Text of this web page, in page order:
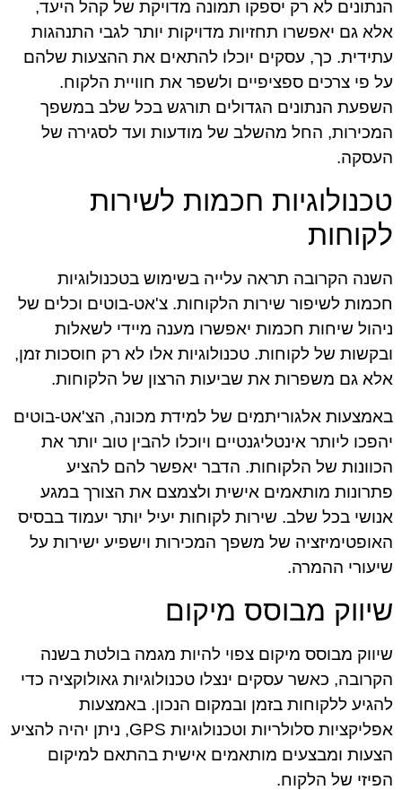
הנתונים לא רק יספקו תמונה מדויקת של קהל היעד,
אלא גם יאפשרו תחזיות מדויקות יותר לגבי התנהגות
עתידית. כך, עסקים יוכלו להתאים את ההצעות שלהם
על פי צרכים ספציפיים ולשפר את חוויית הלקוח.
השפעת הנתונים הגדולים תורגש בכל שלב במשפך
המכירות, החל מהשלב של מודעות ועד לסגירה של
העסקה.
טכנולוגיות חכמות לשירות
לקוחות
השנה הקרובה תראה עלייה בשימוש בטכנולוגיות
חכמות לשיפור שירות הלקוחות. צ'אט-בוטים וכלים של
ניהול שיחות חכמות יאפשרו מענה מיידי לשאלות
ובקשות של לקוחות. טכנולוגיות אלו לא רק חוסכות זמן,
אלא גם משפרות את שביעות הרצון של הלקוחות.
באמצעות אלגוריתמים של למידת מכונה, הצ'אט-בוטים
יהפכו ליותר אינטליגנטיים ויוכלו להבין טוב יותר את
הכוונות של הלקוחות. הדבר יאפשר להם להציע
פתרונות מותאמים אישית ולצמצם את הצורך במגע
אנושי בכל שלב. שירות לקוחות יעיל יותר יעמוד בבסיס
האופטימיזציה של משפך המכירות וישפיע ישירות על
שיעורי ההמרה.
שיווק מבוסס מיקום
שיווק מבוסס מיקום צפוי להיות מגמה בולטת בשנה
הקרובה, כאשר עסקים ינצלו טכנולוגיות גאולוקציה כדי
להגיע ללקוחות בזמן ובמקום הנכון. באמצעות
אפליקציות סלולריות וטכנולוגיות GPS, ניתן יהיה להציע
הצעות ומבצעים מותאמים אישית בהתאם למיקום
הפיזי של הלקוח.